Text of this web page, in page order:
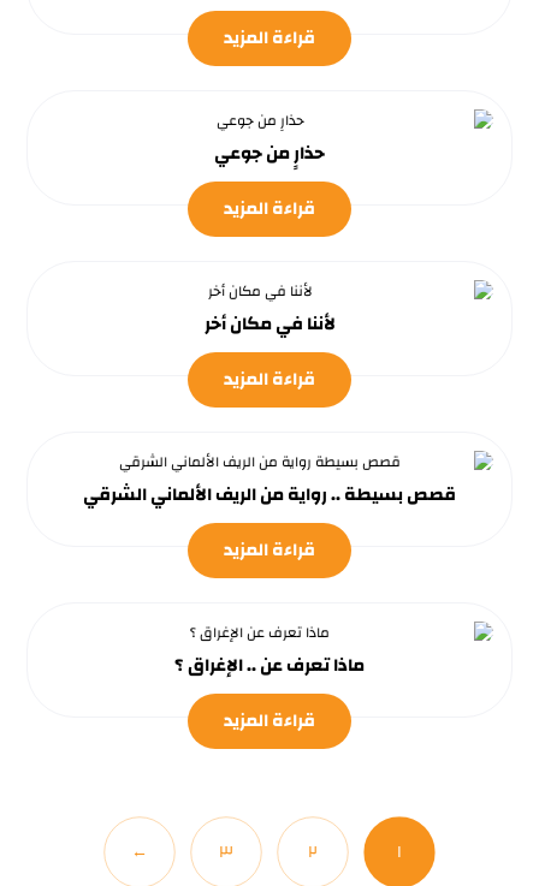
قراءة المزيد
حذارٍ من جوعي
قراءة المزيد
لأننا في مكان أخر
قراءة المزيد
قصص بسيطة .. رواية من الريف الألماني الشرقي
قراءة المزيد
ماذا تعرف عن .. الإغراق ؟
قراءة المزيد
١ ٢ ٣ ←